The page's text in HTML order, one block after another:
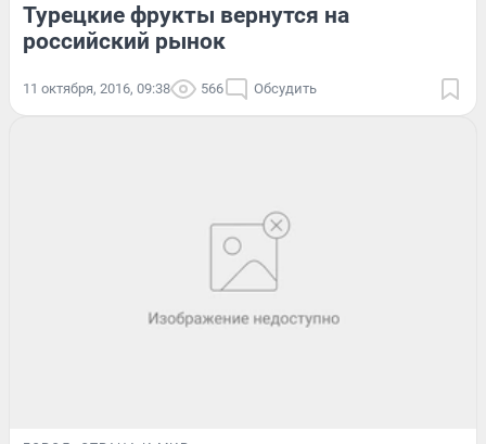
Турецкие фрукты вернутся на
российский рынок
11 октября, 2016, 09:38 566 Обсудить